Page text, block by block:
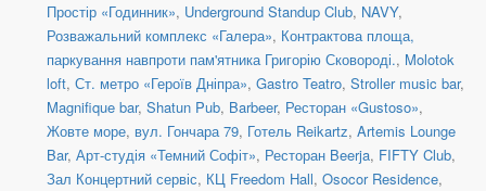
Простір «Годинник», Underground Standup Club, NAVY,
Розважальний комплекс «Галера», Контрактова площа,
паркування навпроти пам'ятника Григорію Сковороді., Molotok
loft, Ст. метро «Героїв Дніпра», Gastro Teatro, Stroller music bar,
Magnifique bar, Shatun Pub, Barbeer, Ресторан «Gustoso»,
Жовте море, вул. Гончара 79, Готель Reikartz, Artemis Lounge
Bar, Арт-студія «Темний Софіт», Ресторан Beerja, FIFTY Club,
Зал Концертний сервіс, КЦ Freedom Hall, Osocor Residence,